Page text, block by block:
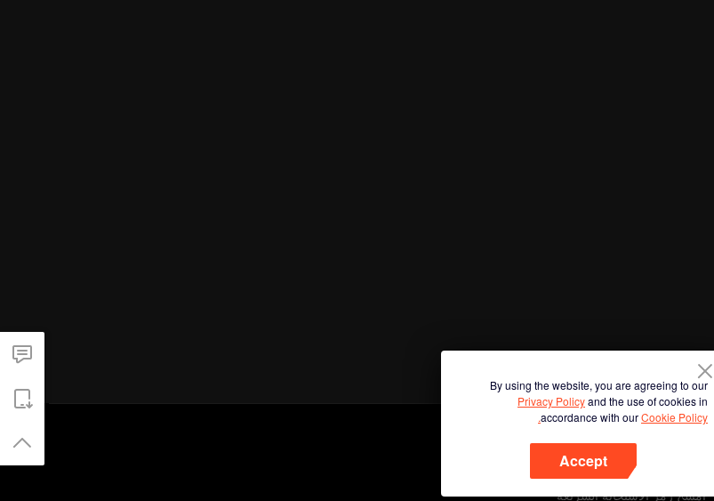
By using the website, you are agreeing to our
Privacy Policyand the use of cookies in
accordance with ourCookie Policy.
Accept
امسح رمز الاستجابة السريعة